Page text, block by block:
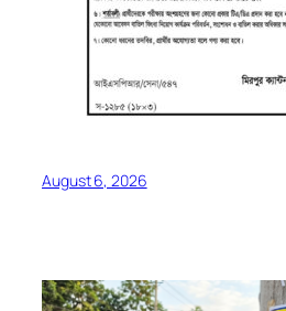
August 6, 2026